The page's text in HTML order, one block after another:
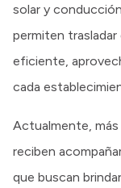
solar y
permiten
eficiente,
cada
Actualmente,
reciben
que buscan